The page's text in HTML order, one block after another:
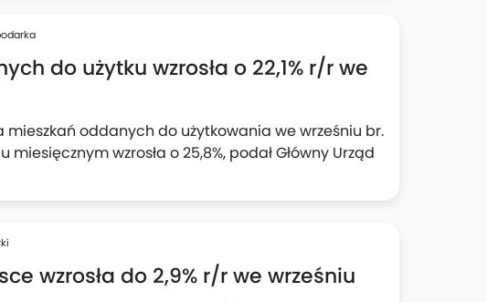
do użytku wzrosła o 22,1% r/r we
mieszkań oddanych do użytkowania we wrześniu br.
miesięcznym wzrosła o 25,8%, podał Główny Urząd
wzrosła do 2,9% r/r we wrześniu